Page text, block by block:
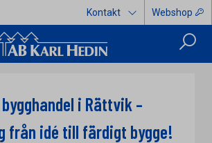
Kontakt Webshop
i Rättvik –
från idé till färdigt bygge!